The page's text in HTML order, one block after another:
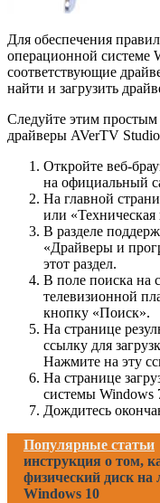
Для обеспечения
операционной системе
соответствующие
найти и загрузить
Следуйте этим простым
драйверы AVerTV
Откройте веб-
на официальный
На главной
или
В разделе
«Драйверы и
этот раздел.
В поле поиска на
телевизионной
кнопку «Поиск».
На странице
ссылку для
Нажмите на эту
На странице
системы Windows
Дождитесь
Популярные статьи
инструкция о том,
физический диск на
Windows 10